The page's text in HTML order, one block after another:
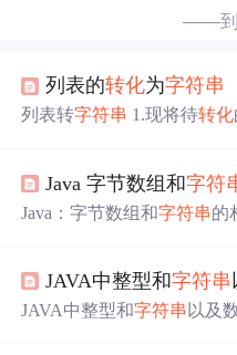
——
列表的转化为字符串
列表转字符串 1.现将待转化
为字符 print(list2) #结果：['a', '1', 'b'] str1 =
oin的方法将列表list2转化为
Java 字节数组和字符
Java：字节数组和字符串的
用字
需要转化的字节数组 创建
JAVA中整型和字符串
JAVA中整型和字符串 以及